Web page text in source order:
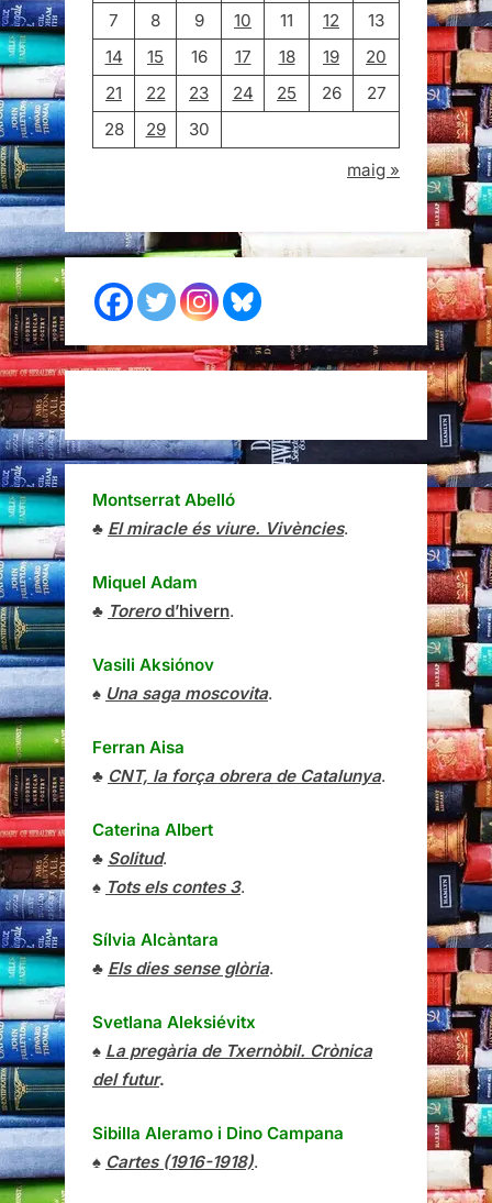
7
8 9 10 11 12
13
14
15 16 17 18 19
20
21
22 23 24 25 26
27
28
29
30
maig »
Montserrat Abelló
♣ El miracle és viure. Vivències.
Miquel Adam
♣ Torerod’hivern.
Vasili Aksiónov
♠ Una saga moscovita.
Ferran Aisa
♣ CNT, la força obrera de Catalunya.
Caterina Albert
♣ Solitud.
♠ Tots els contes 3.
Sílvia Alcàntara
♣ Els dies sense glòria.
Svetlana Aleksiévitx
♠ La pregària de Txernòbil. Crònica
del futur.
Sibilla Aleramo i Dino Campana
♠ Cartes (1916-1918).